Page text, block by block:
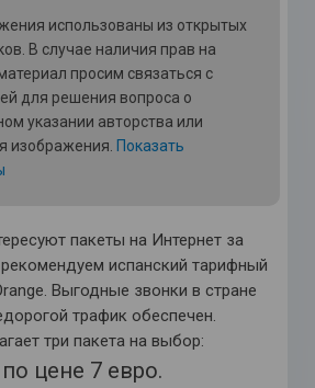
использованы из открытых
В случае наличия прав на
просим связаться с
для решения вопроса о
указании авторства или
изображения. Показать
пакеты на Интернет за
рекомендуем испанский тарифный
Выгодные звонки в стране
трафик обеспечен.
три пакета на выбор:
по цене 7 евро.